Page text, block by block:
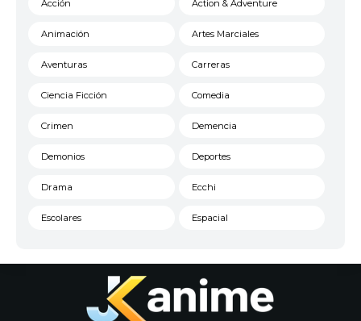
Acción Action & Adventure
Animación Artes Marciales
Aventuras Carreras
Ciencia Ficción Comedia
Crimen Demencia
Demonios Deportes
Drama Ecchi
Escolares Espacial
Historico
Josei